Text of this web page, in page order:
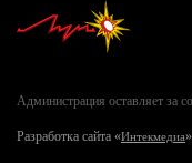
Администрация оставляет за
Разработка сайта «Интекмедиа